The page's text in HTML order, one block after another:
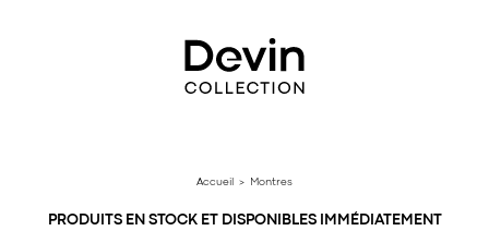
Accueil > Montres
PRODUITS EN STOCK ET DISPONIBLES IMMÉDIATEMENT